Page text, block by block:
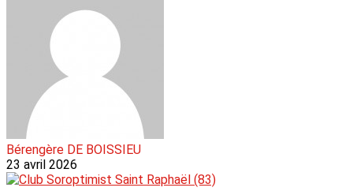
Bérengère DE BOISSIEU
23 avril 2026